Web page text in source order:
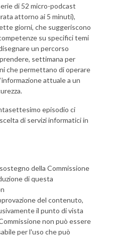
di 52 micro-podcast
attorno ai 5 minuti),
giorni, che suggeriscono
su specifici temi
un percorso
settimana per
che permettano di operare
attuale a un
episodio ci
di servizi informatici in
della Commissione
di questa
del contenuto,
il punto di vista
non può essere
per l'uso che può